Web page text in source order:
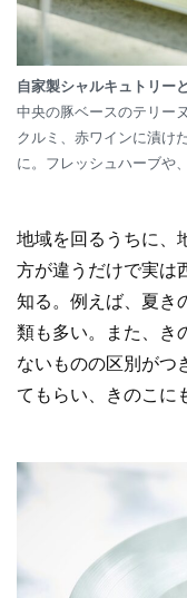
自家製シャルキュトリー
中央の豚ベースのテリー
クルミ、赤ワインに漬け
に。フレッシュハーブや
地域を回るうちに、
方が違うだけで実は
知る。例えば、夏き
類も多い。また、き
ないものの区別がつ
てもらい、きのこに